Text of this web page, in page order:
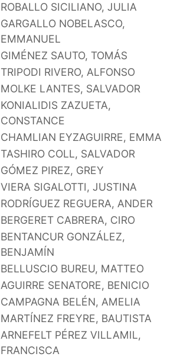
ROBALLO SICILIANO, JULIA
GARGALLO NOBELASCO,
EMMANUEL
GIMÉNEZ SAUTO, TOMÁS
TRIPODI RIVERO, ALFONSO
MOLKE LANTES, SALVADOR
KONIALIDIS ZAZUETA,
CONSTANCE
CHAMLIAN EYZAGUIRRE, EMMA
TASHIRO COLL, SALVADOR
GÓMEZ PIREZ, GREY
VIERA SIGALOTTI, JUSTINA
RODRÍGUEZ REGUERA, ANDER
BERGERET CABRERA, CIRO
BENTANCUR GONZÁLEZ,
BENJAMÍN
BELLUSCIO BUREU, MATTEO
AGUIRRE SENATORE, BENICIO
CAMPAGNA BELÉN, AMELIA
MARTÍNEZ FREYRE, BAUTISTA
ARNEFELT PÉREZ VILLAMIL,
FRANCISCA